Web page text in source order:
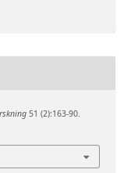
51 (2):163-90.